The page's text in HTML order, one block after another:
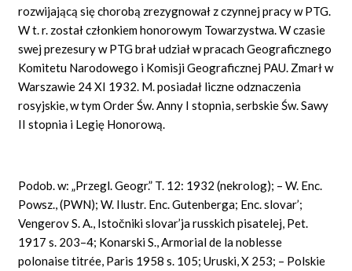
rozwijającą się chorobą zrezygnował z czynnej pracy w PTG.
W t. r. został członkiem honorowym Towarzystwa. W czasie
swej prezesury w PTG brał udział w pracach Geograficznego
Komitetu Narodowego i Komisji Geograficznej PAU. Zmarł w
Warszawie 24 XI 1932. M. posiadał liczne odznaczenia
rosyjskie, w tym Order Św. Anny I stopnia, serbskie Św. Sawy
II stopnia i Legię Honorową.
Podob. w: „Przegl. Geogr.” T. 12: 1932 (nekrolog); – W. Enc.
Powsz., (PWN); W. Ilustr. Enc. Gutenberga; Enc.slovar’;
Vengerov S.A., Istočnikislovar’ja russkich pisatelej, Pet.
1917s. 203–4; KonarskiS., Armorial de la noblesse
polonaise titrée, Paris 1958s. 105;Uruski, X 253; – Polskie